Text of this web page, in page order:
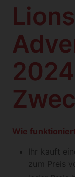
Wie
Ihr kauft
zum Preis